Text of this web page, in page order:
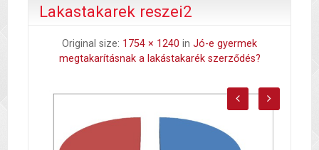
Lakastakarek reszei2
Original size: 1754 × 1240 in Jó-e gyermek
megtakarításnak a lakástakarék szerződés?